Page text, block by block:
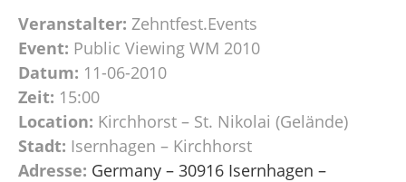
Veranstalter: Zehntfest.Events
Event: Public Viewing WM 2010
Datum: 11-06-2010
Zeit: 15:00
Location: Kirchhorst – St. Nikolai (Gelände)
Stadt: Isernhagen – Kirchhorst
Adresse: Germany – 30916 Isernhagen –